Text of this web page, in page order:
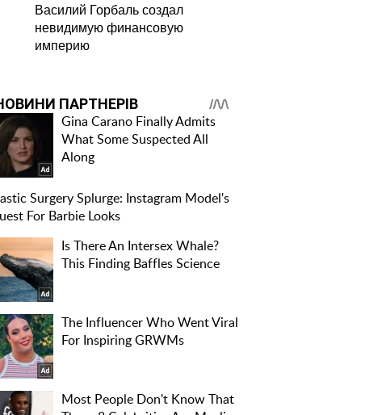
Василий Горбаль создал
невидимую финансовую
империю